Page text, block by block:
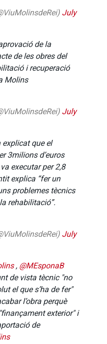
July
de la
de les obres del
i recuperació
Molins
July
que el
3milions d’euros
executar per 2,8
explica “fer un
problemes tècnics
rehabilitació”.
July
, @MEsponaB
de vista tècnic "no
el que s’ha de fer"
l’obra perquè
exterior" i
de